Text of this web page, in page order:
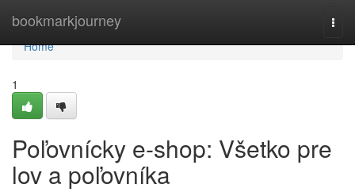
bookmarkjourney
Home
Home
1
Poľovnícky e-shop: Všetko pre
lov a poľovníka